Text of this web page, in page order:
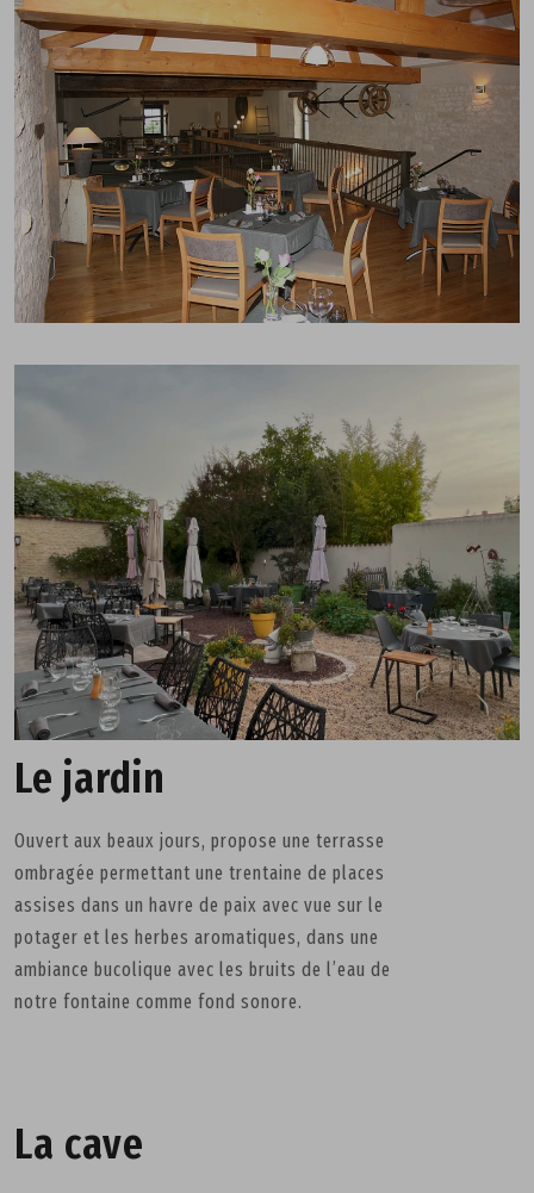
Le jardin
Ouvert aux beaux jours, propose une terrasse
ombragée permettant une trentaine de places
assises dans un havre de paix avec vue sur le
potager et les herbes aromatiques, dans une
ambiance bucolique avec les bruits de l’eau de
notre fontaine comme fond sonore.
La cave